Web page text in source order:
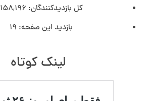
کل بازدیدکنند‌گان: 158,196
بازدید این صفحه: 19
لینک کوتاه